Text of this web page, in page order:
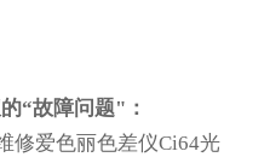
“故障问题"：
修爱色丽色差仪Ci64光